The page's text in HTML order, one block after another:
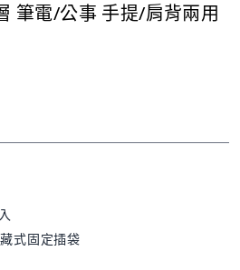
筆電/公事 手提/肩背兩用
式固定插袋